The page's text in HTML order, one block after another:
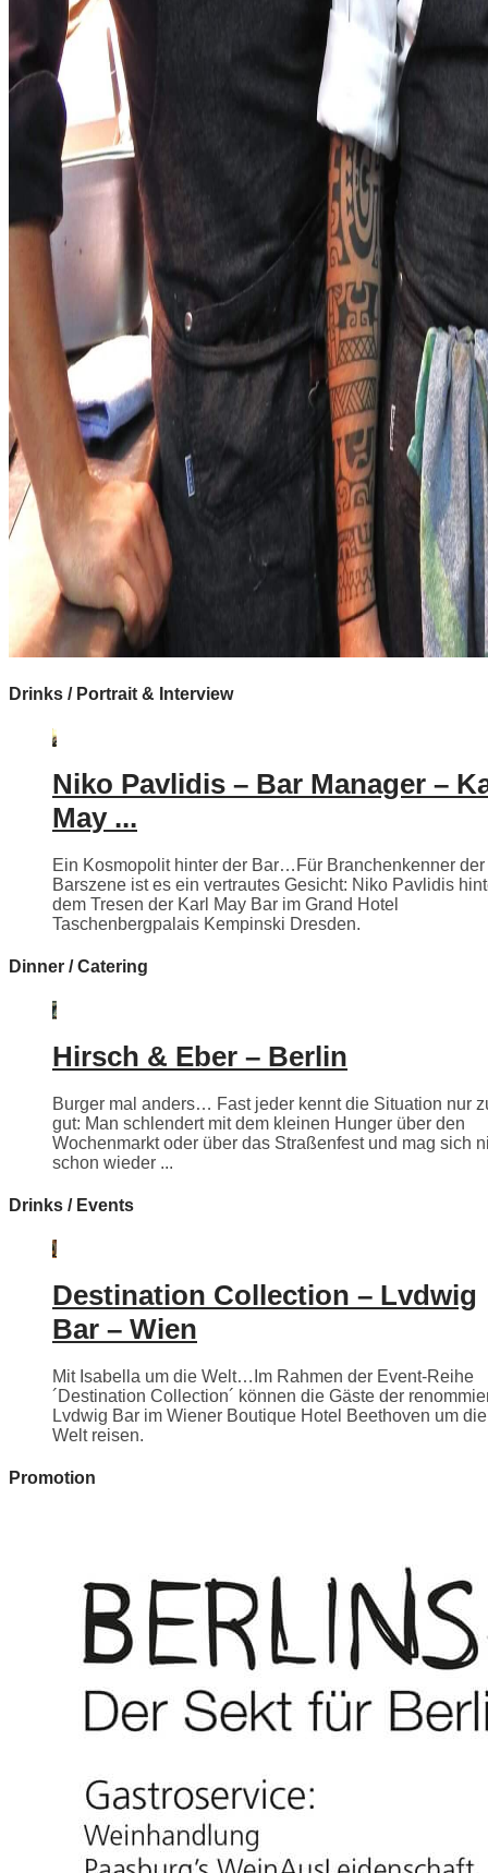
Drinks / Portrait & Interview
Niko Pavlidis – Bar Manager –
May ...
Ein Kosmopolit hinter der Bar…Für Branchenkenner der
Barszene ist es ein vertrautes Gesicht: Niko Pavlidis
dem Tresen der Karl May Bar im Grand Hotel
Taschenbergpalais Kempinski Dresden.
Dinner / Catering
Hirsch & Eber – Berlin
Burger mal anders… Fast jeder kennt die Situation nur
gut: Man schlendert mit dem kleinen Hunger über den
Wochenmarkt oder über das Straßenfest und mag sich
schon wieder ...
Drinks / Events
Destination Collection – Lvdwig
Bar – Wien
Mit Isabella um die Welt…Im Rahmen der Event-Reihe
´Destination Collection´ können die Gäste der
Lvdwig Bar im Wiener Boutique Hotel Beethoven um die
Welt reisen.
Promotion